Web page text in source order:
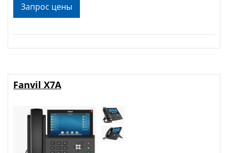
Запрос цены
Fanvil X7A